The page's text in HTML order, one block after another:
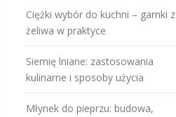
Ciężki wybór do kuchni – garnki z
żeliwa w praktyce
Siemię lniane: zastosowania
kulinarne i sposoby użycia
Młynek do pieprzu: budowa,